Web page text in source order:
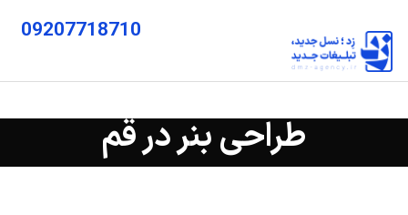
09207718710
طراحی بنر در قم